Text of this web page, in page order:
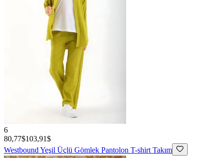
6
80,77$103,91$
Westbound Yeşil Üçlü Gömlek Pantolon T-shirt Takım